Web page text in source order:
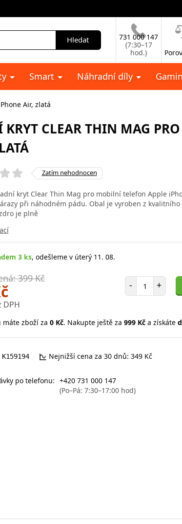
Hledat
731 000 147
(7:30–17
hod.)
Smart Náhradní díly
Air, zlatá
CLEAR THIN MAG
Zatím nehodnocen
kryt Clear Thin Mag pro mobilní telefon Apple
při náhodném pádu. Obal je vyroben z kvalitního
je plně
3 ks, odešleme v úterý 11. 08.
399 Kč
DPH
- Počet položek
+
máte zboží za 0 Kč. Nakupte ještě za 999 Kča získáte
K159194 Nejnižší cena za 30 dnů: 349 Kč
po telefonu: +420 731 000 147
(Po–Pá: 7:30–17:00 hod)